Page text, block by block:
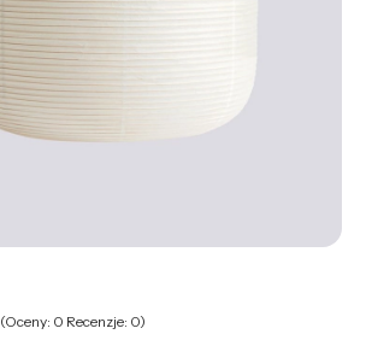
(Oceny: 0 Recenzje: 0)